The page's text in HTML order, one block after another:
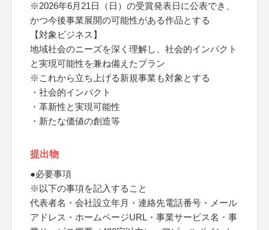
※2026年6月21日（日）の受賞発表日に公表でき、
かつ今後事業展開の可能性がある作品とする
【対象ビジネス】
地域社会のニーズを深く理解し、社会的インパクト
と実現可能性を兼ね備えたプラン
※これから立ち上げる新規事業も対象とする
・社会的インパクト
・革新性と実現可能性
・新たな価値の創造等
提出物
●必要事項
※以下の事項を記入すること
代表者名・会社設立年月・連絡先電話番号・メール
アドレス・ホームページURL・事業サービス名・事